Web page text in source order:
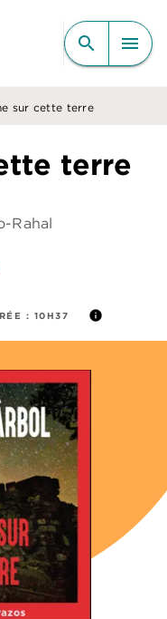
CONTENU
search menu
sur cette terre
terre
Rahal
: 10H37 info